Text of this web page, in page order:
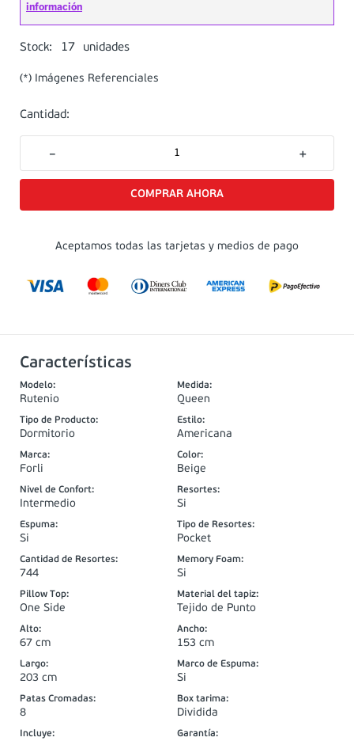
Stock: 17 unidades
(*) Imágenes Referenciales
Cantidad:
＋
－
Aceptamos todas las tarjetas y medios de pago
Características
Modelo:
Rutenio
Medida:
Queen
Tipo de Producto:
Dormitorio
Estilo:
Americana
Marca:
Forli
Color:
Beige
Nivel de Confort:
Intermedio
Resortes:
Si
Espuma:
Si
Tipo de Resortes:
Pocket
Cantidad de Resortes:
744
Memory Foam:
Si
Pillow Top:
One Side
Material del tapiz:
Tejido de Punto
Alto:
67 cm
Ancho:
153 cm
Largo:
203 cm
Marco de Espuma:
Si
Patas Cromadas:
8
Box tarima:
Dividida
Incluye: Garantía: